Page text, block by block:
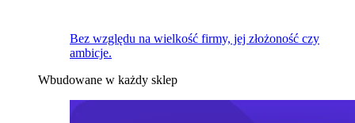
Bez względu na wielkość firmy, jej złożoność czy
ambicje.
Wbudowane w każdy sklep